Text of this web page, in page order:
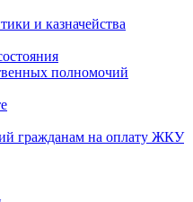
и казначейства
полномочий
гражданам на оплату ЖКУ